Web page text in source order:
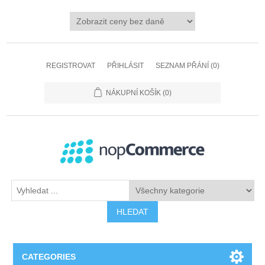
REGISTROVAT PŘIHLÁSIT SEZNAM PŘÁNÍ (0)
NÁKUPNÍ KOŠÍK (0)
HLEDAT
CATEGORIES